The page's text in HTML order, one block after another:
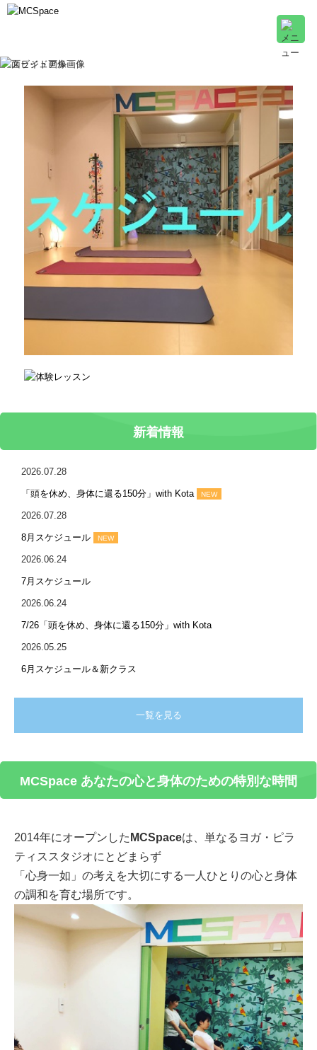
新着情報
2026.07.28
「頭を休め、身体に還る150分」with Kota NEW
2026.07.28
8月スケジュール NEW
2026.06.24
7月スケジュール
2026.06.24
7/26「頭を休め、身体に還る150分」with Kota
2026.05.25
6月スケジュール＆新クラス
一覧を見る
MCSpace あなたの心と身体のための特別な時間
2014年にオープンした MCSpaceは、単なるヨガ・ピラ
ティススタジオにとどまらず
「心身一如」の考えを大切にする一人ひとりの心と身体
の調和を育む場所です。